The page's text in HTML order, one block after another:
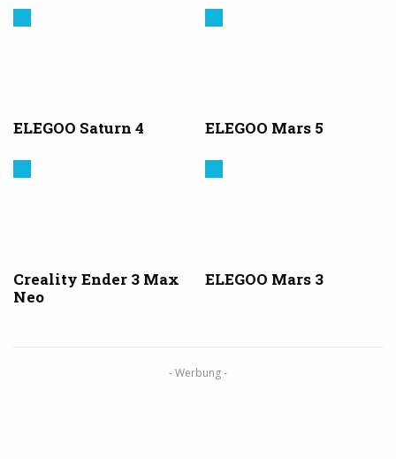
ELEGOO Saturn 4 ELEGOO Mars 5
Creality Ender 3 Max
Neo
ELEGOO Mars 3